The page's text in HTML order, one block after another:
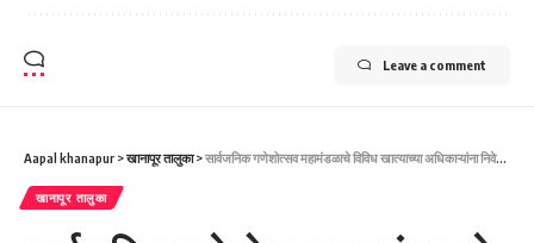
Leave a comment
Aapal khanapur >खानापूर तालुका>सार्वजनिक गणेशोत्सव महामंडळाचे विविध खात्याच्या अधिकाऱ्यांना निवेदन-ವಿವಿಧ ಇಲಾಖೆಗಳ ಅಧಿಕಾರಿಗಳಿಗೆ ಸಾರ್ವಜನಿಕ ಗಣೇಶೋತ್ಸವ ಮಂಡಳಿಯ ವತಿಯಿಂದ ಮನವಿ.
खानापूर तालुका